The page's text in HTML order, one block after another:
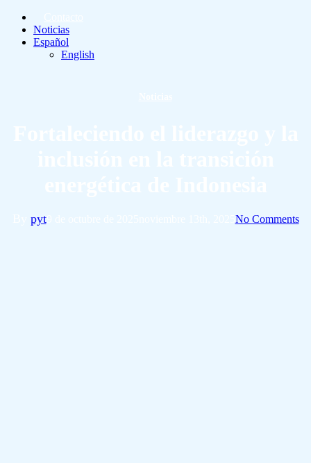
Noticias
Español
English
pyt9 de octubre de 2025 No Comments